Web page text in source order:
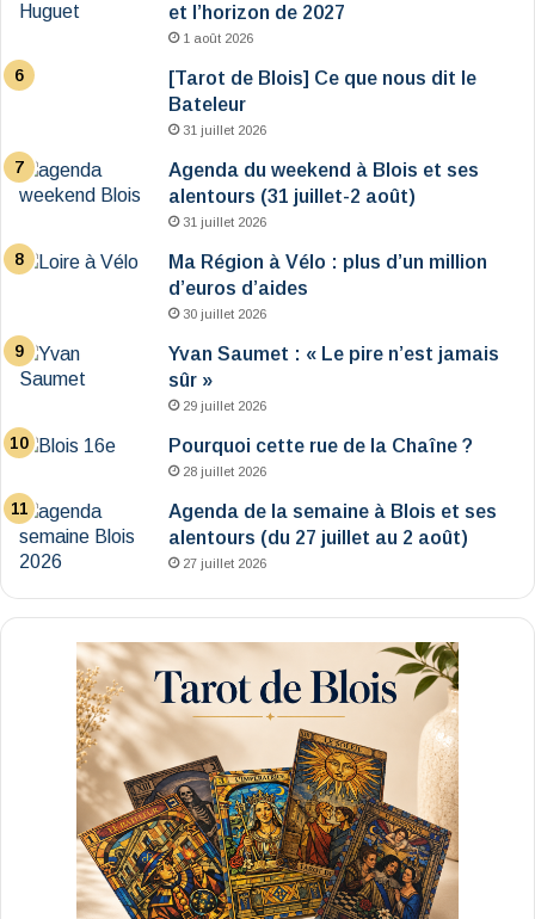
et l’horizon de 2027
1 août 2026
[Tarot de Blois] Ce que nous dit le
Bateleur
31 juillet 2026
Agenda du weekend à Blois et ses
alentours (31 juillet-2 août)
31 juillet 2026
Ma Région à Vélo : plus d’un million
d’euros d’aides
30 juillet 2026
Yvan Saumet : « Le pire n’est jamais
sûr »
29 juillet 2026
Pourquoi cette rue de la Chaîne ?
28 juillet 2026
Agenda de la semaine à Blois et ses
alentours (du 27 juillet au 2 août)
27 juillet 2026